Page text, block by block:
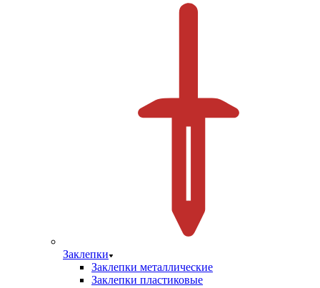
Заклепки
Заклепки металлические
Заклепки пластиковые